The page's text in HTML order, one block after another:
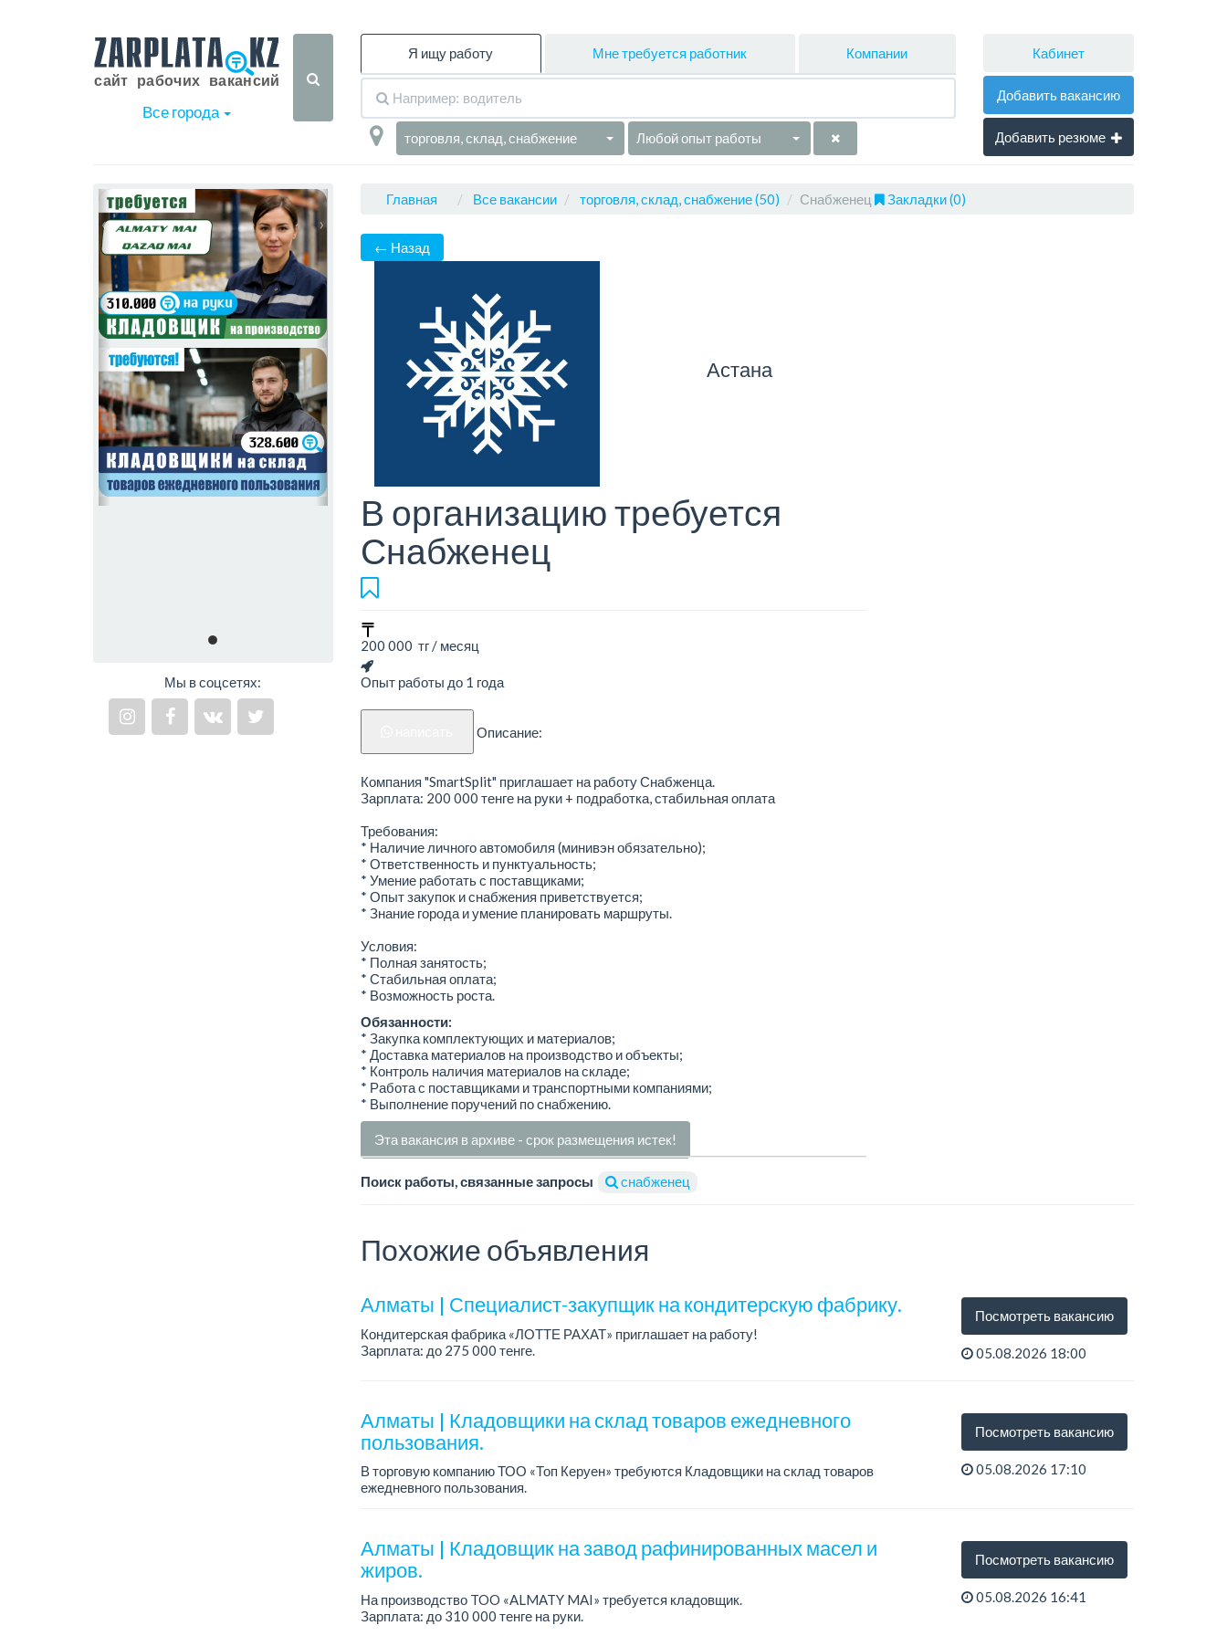
Все города
Я ищу работу Мне требуется работник Компании
торговля, склад, снабжение Любой опыт работы
Кабинет
Добавить вакансию
Добавить резюме
‹ ›
Мы в соцсетях:
Главная Все вакансии торговля, склад, снабжение (50) Снабженец Закладки (0)
← Назад
Астана
В организацию требуется
Снабженец
200 000 тг / месяц
Опыт работы до 1 года
Описание:
Компания "SmartSplit" приглашает на работу Снабженца.
Зарплата: 200 000 тенге на руки + подработка, стабильная оплата
Требования:
* Наличие личного автомобиля (минивэн обязательно);
* Ответственность и пунктуальность;
* Умение работать с поставщиками;
* Опыт закупок и снабжения приветствуется;
* Знание города и умение планировать маршруты.
Условия:
* Полная занятость;
* Стабильная оплата;
* Возможность роста.
Обязанности:
* Закупка комплектующих и материалов;
* Доставка материалов на производство и объекты;
* Контроль наличия материалов на складе;
* Работа с поставщиками и транспортными компаниями;
* Выполнение поручений по снабжению.
Эта вакансия в архиве - срок размещения истек!
Поиск работы, связанные запросы снабженец
Похожие объявления
Алматы | Специалист-закупщик на кондитерскую фабрику.
Кондитерская фабрика «ЛОТТЕ РАХАТ» приглашает на работу!
Зарплата: до 275 000 тенге.
Посмотреть вакансию
05.08.2026 18:00
Алматы | Кладовщики на склад товаров ежедневного
пользования.
В торговую компанию ТОО «Топ Керуен» требуются Кладовщики на склад товаров
ежедневного пользования.
Посмотреть вакансию
05.08.2026 17:10
Алматы | Кладовщик на завод рафинированных масел и
жиров.
На производство TOO «ALMATY MAI» требуется кладовщик.
Зарплата: до 310 000 тенге на руки.
Посмотреть вакансию
05.08.2026 16:41